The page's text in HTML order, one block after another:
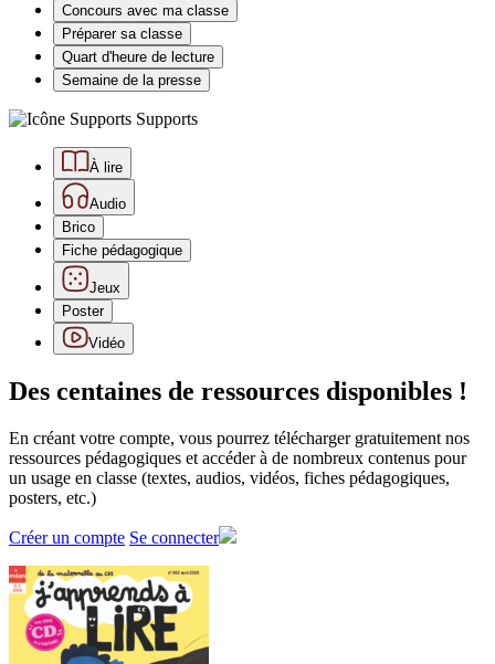
Concours avec ma classe
Préparer sa classe
Quart d'heure de lecture
Semaine de la presse
Supports
À lire
Audio
Brico
Fiche pédagogique
Jeux
Poster
Vidéo
Des centaines de ressources disponibles !
En créant votre compte, vous pourrez télécharger gratuitement nos
ressources pédagogiques et accéder à de nombreux contenus pour
un usage en classe (textes, audios, vidéos, fiches pédagogiques,
posters, etc.)
Créer un compte Se connecter